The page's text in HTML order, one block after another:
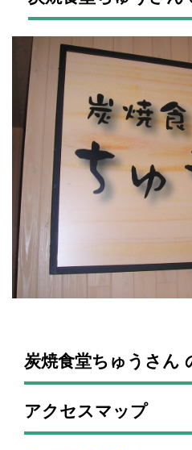
炭焼食堂ちゅうさん
アクセスマップ